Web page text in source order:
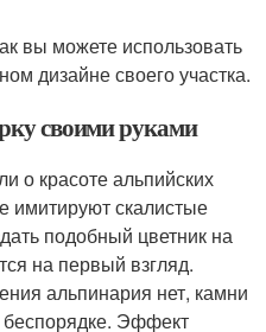
вы можете использовать
дизайне своего участка.
своими руками
о красоте альпийских
имитируют скалистые
подобный цветник на
на первый взгляд.
альпинария нет, камни
беспорядке. Эффект